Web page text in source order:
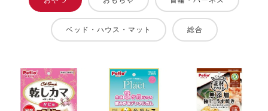
ベッド・ハウス・マット 総合